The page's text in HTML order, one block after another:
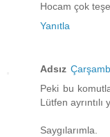
Hocam çok
Yanıtla
Adsız
Peki bu
Lütfen ayrıntılı
Saygılarımla.